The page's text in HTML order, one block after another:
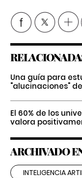
Una guía para
"alucinaciones"
El 60% de los
valora
ARCHIVADO
INTELIGENCIA